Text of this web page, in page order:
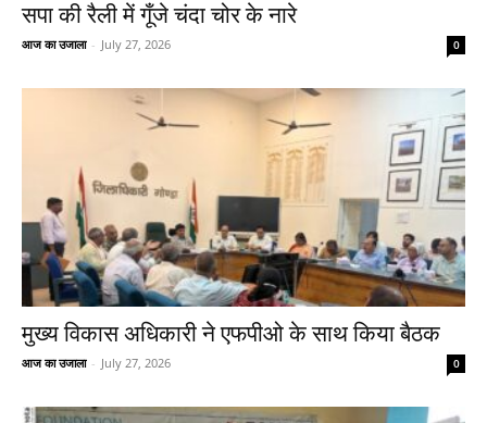
सपा की रैली में गूँजे चंदा चोर के नारे
आज का उजाला - July 27, 2026 0
मुख्य विकास अधिकारी ने एफपीओ के साथ किया बैठक
आज का उजाला - July 27, 2026 0